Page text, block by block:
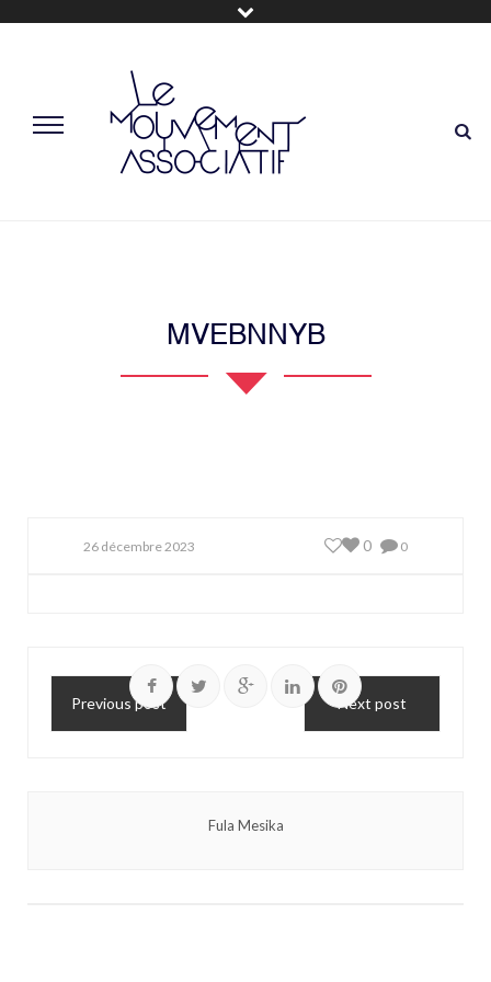
MVEBNNYB
26 décembre 2023 0
0
Previous post Next post
Fula Mesika